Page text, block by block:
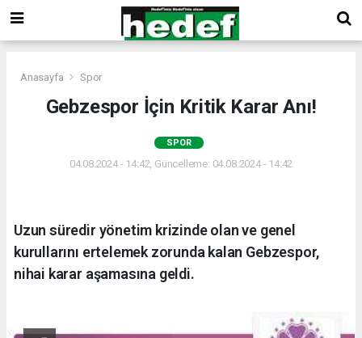
Anasayfa Spor
Gebzespor İçin Kritik Karar Anı!
SPOR
04.08.2024 - 14:42, Güncelleme: 04.08.2024 - 14:42
Uzun süredir yönetim krizinde olan ve genel
kurullarını ertelemek zorunda kalan Gebzespor,
nihai karar aşamasına geldi.